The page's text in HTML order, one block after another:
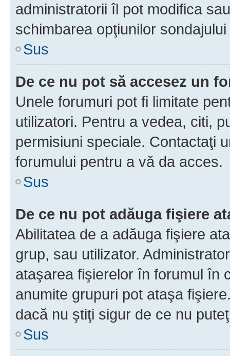
administratorii îl pot modifica
schimbarea opţiunilor
Sus
De ce nu pot să accesez un
Unele forumuri pot fi limitate
utilizatori. Pentru a vedea, citi,
permisiuni speciale. Contactaţi
forumului pentru a vă da acces.
Sus
De ce nu pot adăuga fişiere
Abilitatea de a adăuga fişiere
grup, sau utilizator.
ataşarea fişierelor în forumul în
anumite grupuri pot ataşa
dacă nu ştiţi sigur de ce nu
Sus